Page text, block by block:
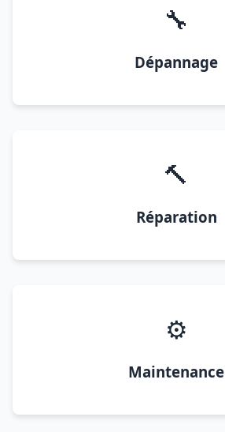
🔧
Dépannage
🔨
Réparation
⚙️
Maintenance